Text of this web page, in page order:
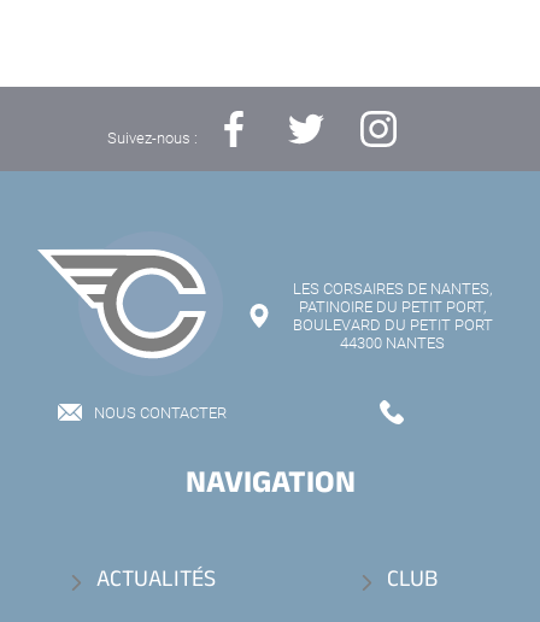
Suivez-nous :
LES CORSAIRES DE NANTES,
PATINOIRE DU PETIT PORT,
BOULEVARD DU PETIT PORT
44300 NANTES
NOUS CONTACTER
NAVIGATION
ACTUALITÉS
CLUB